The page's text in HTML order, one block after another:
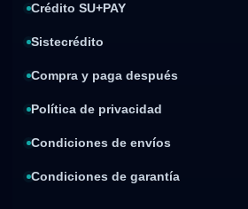
Crédito SU+PAY
Sistecrédito
Compra y paga después
Política de privacidad
Condiciones de envíos
Condiciones de garantía